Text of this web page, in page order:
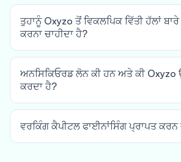
ਤੁਹਾਨੂੰ Oxyzo ਤੋਂ ਵਿਕਲਪਿਕ ਵਿੱਤੀ ਹੱਲਾਂ
ਕਰਨਾ ਚਾਹੀਦਾ ਹੈ?
ਅਨਸਿਕਿਓਰਡ ਲੋਨ ਕੀ ਹਨ ਅਤੇ ਕੀ Oxyzo
ਕਰਦਾ ਹੈ?
ਵਰਕਿੰਗ ਕੈਪੀਟਲ ਫਾਈਨਾਂਸਿੰਗ ਪ੍ਰਾਪਤ ਕਰਨ